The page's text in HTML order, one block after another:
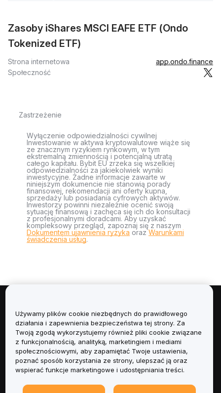
Zasoby iShares MSCI EAFE ETF (Ondo
Tokenized ETF)
Strona internetowa
app.ondo.finance
Społeczność
Zastrzeżenie
Wyłączenie odpowiedzialności cywilnej
Inwestowanie w aktywa kryptowalutowe wiąże się
ze znacznym ryzykiem rynkowym, w tym
ekstremalną zmiennością i potencjalną utratą
całego kapitału. Bybit EU zrzeka się wszelkiej
odpowiedzialności za jakiekolwiek wyniki
inwestycyjne. Żadne informacje zawarte w
niniejszym dokumencie nie stanowią porady
finansowej, rekomendacji ani oferty kupna,
sprzedaży lub posiadania cyfrowych aktywów.
Inwestorzy powinni niezależnie ocenić swoją
sytuację finansową i zachęca się ich do konsultacji
z profesjonalnymi doradcami. Aby uzyskać
kompleksowy przegląd, zapoznaj się z naszym
Dokumentem ujawnienia ryzyka orazWarunkami
świadczenia usług.
Informacje
Usługi
Obsługa Klienta
Używamy plików cookie niezbędnych do prawidłowego
działania i zapewnienia bezpieczeństwa tej strony. Za
Twoją zgodą wykorzystujemy również pliki cookie związane
z funkcjonalnością, analityką, marketingiem i mediami
społecznościowymi, aby zapamiętać Twoje ustawienia,
poznać sposób korzystania ze strony, ulepszać ją oraz
wspierać funkcje marketingowe i udostępniania treści.